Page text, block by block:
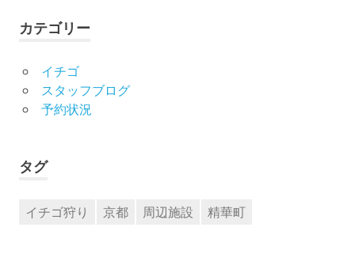
カテゴリー
イチゴ
スタッフブログ
予約状況
タグ
イチゴ狩り 京都 周辺施設 精華町